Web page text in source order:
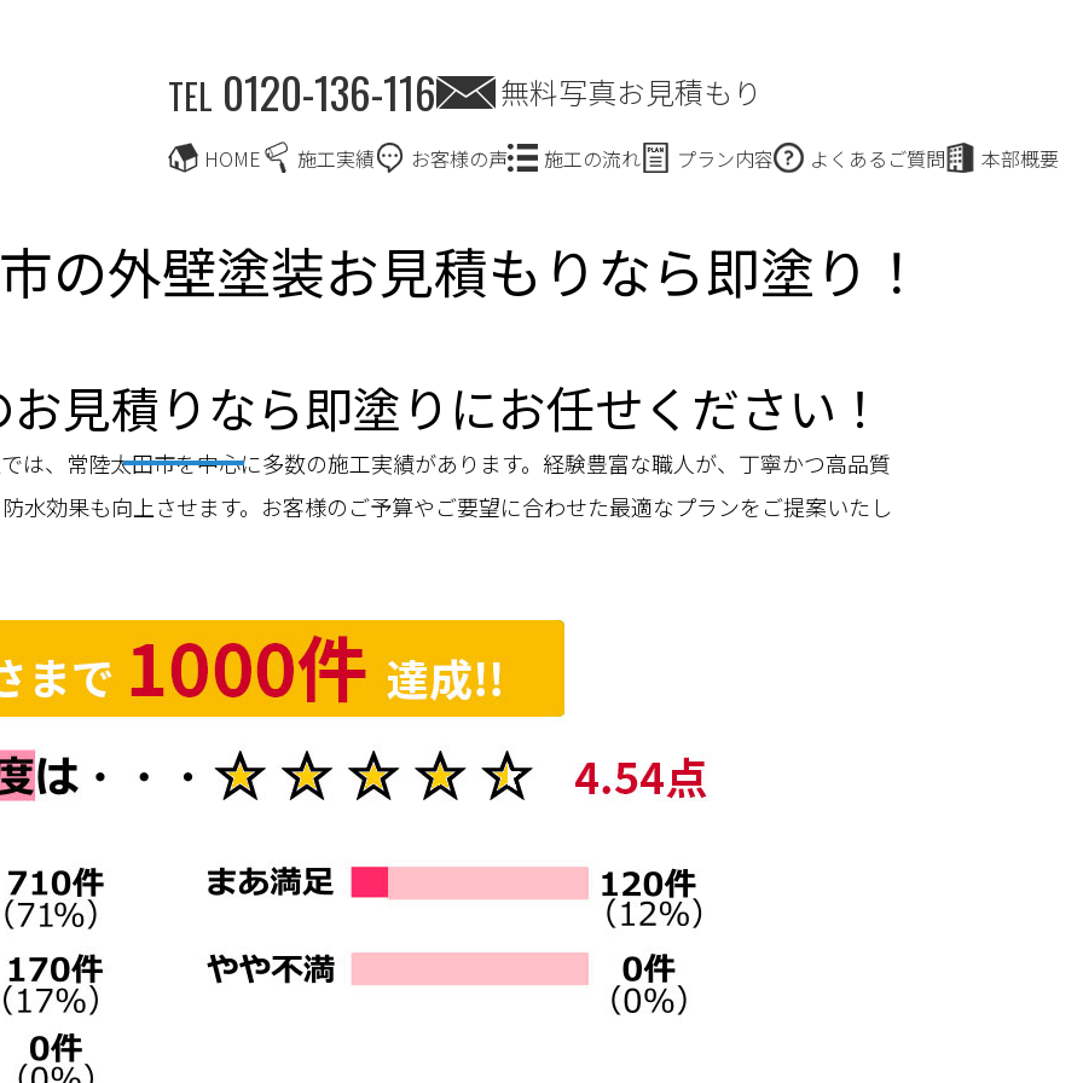
TEL 0120-136-116 無料写真お見積もり
HOME 施工実績 お客様の声 施工の流れ プラン内容 よくあるご質問 本部概要
の外壁塗装お見積もりなら即塗り！
見積りなら即塗りにお任せください！
は、常陸太田市を中心に多数の施工実績があります。経験豊富な職人が、丁寧かつ高品質
水効果も向上させます。お客様のご予算やご要望に合わせた最適なプランをご提案いたし